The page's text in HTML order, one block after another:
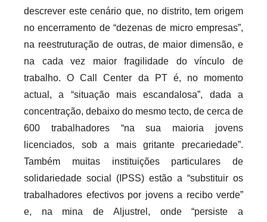
descrever este cenário que, no distrito, tem origem
no encerramento de “dezenas de micro empresas”,
na reestruturação de outras, de maior dimensão, e
na cada vez maior fragilidade do vínculo de
trabalho. O Call Center da PT é, no momento
actual, a “situação mais escandalosa”, dada a
concentração, debaixo do mesmo tecto, de cerca de
600 trabalhadores “na sua maioria jovens
licenciados, sob a mais gritante precariedade”.
Também muitas instituições particulares de
solidariedade social (IPSS) estão a “substituir os
trabalhadores efectivos por jovens a recibo verde”
e, na mina de Aljustrel, onde “persiste a